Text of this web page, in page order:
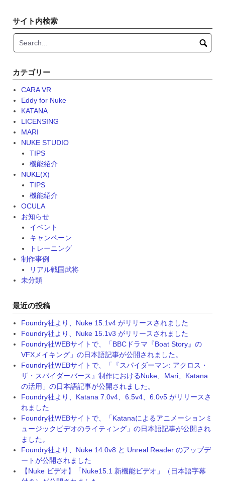
サイト内検索
カテゴリー
CARA VR
Eddy for Nuke
KATANA
LICENSING
MARI
NUKE STUDIO
TIPS
機能紹介
NUKE(X)
TIPS
機能紹介
OCULA
お知らせ
イベント
キャンペーン
トレーニング
制作事例
リアル戦国武将
未分類
最近の投稿
Foundry社より、Nuke 15.1v4 がリリースされました
Foundry社より、Nuke 15.1v3 がリリースされました
Foundry社WEBサイトで、「BBCドラマ『Boat Story』の
VFXメイキング」の日本語記事が公開されました。
Foundry社WEBサイトで、「『スパイダーマン: アクロス・
ザ・スパイダーバース』制作におけるNuke、Mari、Katana
の活用」の日本語記事が公開されました。
Foundry社より、Katana 7.0v4、6.5v4、6.0v5 がリリースさ
れました
Foundry社WEBサイトで、「Katanaによるアニメーションミ
ュージックビデオのライティング」の日本語記事が公開され
ました。
Foundry社より、Nuke 14.0v8 と Unreal Reader のアップデ
ートが公開されました
【Nuke ビデオ】「Nuke15.1 新機能ビデオ」（日本語字幕